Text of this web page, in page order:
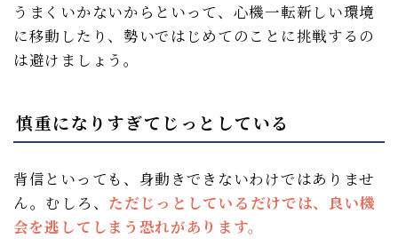
うまくいかないからといって、心機一転新しい環境
に移動したり、勢いではじめてのことに挑戦するの
は避けましょう。
慎重になりすぎてじっとしている
背信といっても、身動きできないわけではありませ
ん。むしろ、 ただじっとしているだけでは、良い機
会を逃してしまう恐れがあります。